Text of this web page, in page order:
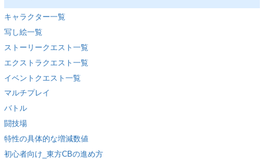
キャラクター一覧
写し絵一覧
ストーリークエスト一覧
エクストラクエスト一覧
イベントクエスト一覧
マルチプレイ
バトル
闘技場
特性の具体的な増減数値
初心者向け_東方CBの進め方